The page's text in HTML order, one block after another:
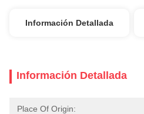
Información Detallada
Información Detallada
Place Of Origin: